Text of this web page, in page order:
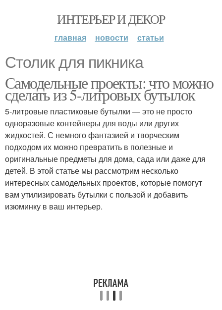
ИНТЕРЬЕР И ДЕКОР
главная новости статьи
Столик для пикника
Самодельные проекты: что можно
сделать из 5-литровых бутылок
5-литровые пластиковые бутылки — это не просто
одноразовые контейнеры для воды или других
жидкостей. С немного фантазией и творческим
подходом их можно превратить в полезные и
оригинальные предметы для дома, сада или даже для
детей. В этой статье мы рассмотрим несколько
интересных самодельных проектов, которые помогут
вам утилизировать бутылки с пользой и добавить
изюминку в ваш интерьер.